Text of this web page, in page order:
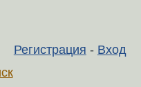
Регистрация - Вход